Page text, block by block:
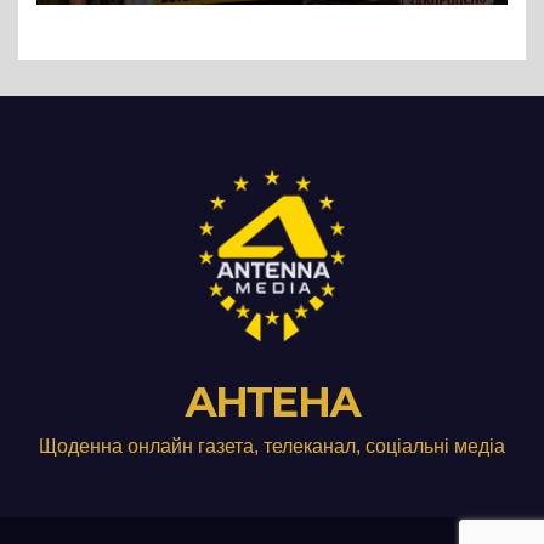
Три», що займається
АНТЕНА
Щоденна онлайн газета, телеканал, соціальні медіа